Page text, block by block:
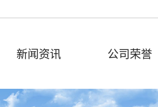
新闻资讯 公司荣誉